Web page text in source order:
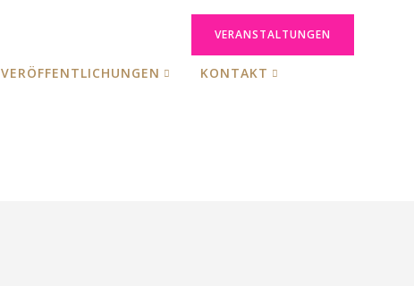
VERANSTALTUNGEN
VERÖFFENTLICHUNGEN KONTAKT